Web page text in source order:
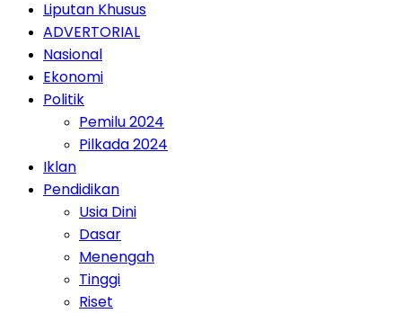
Liputan Khusus
ADVERTORIAL
Nasional
Ekonomi
Politik
Pemilu 2024
Pilkada 2024
Iklan
Pendidikan
Usia Dini
Dasar
Menengah
Tinggi
Riset